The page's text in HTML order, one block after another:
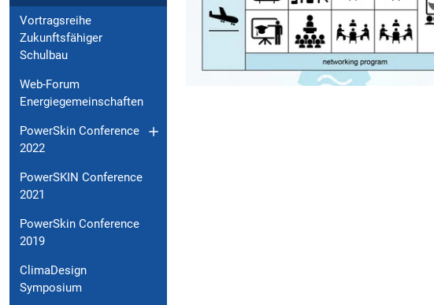
Vortragsreihe
Zukunftsfähiger
Schulbau
Web-Forum
Energiegemeinschaften
PowerSkin Conference
2022
PowerSKIN Conference
2021
PowerSkin Conference
2019
ClimaDesign
Symposium